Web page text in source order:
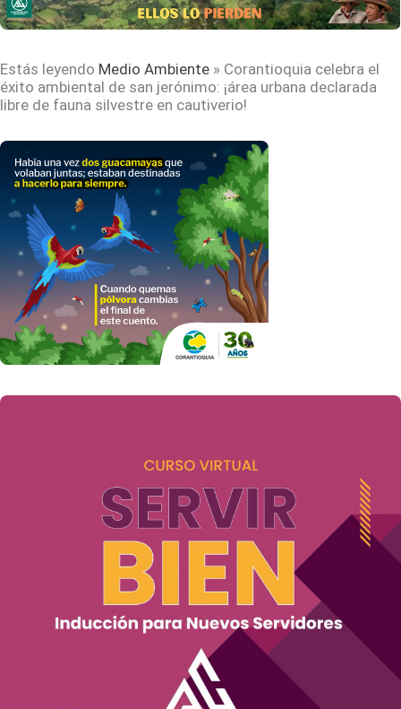
Estás leyendo Medio Ambiente » Corantioquia celebra el
éxito ambiental de san jerónimo: ¡área urbana declarada
libre de fauna silvestre en cautiverio!